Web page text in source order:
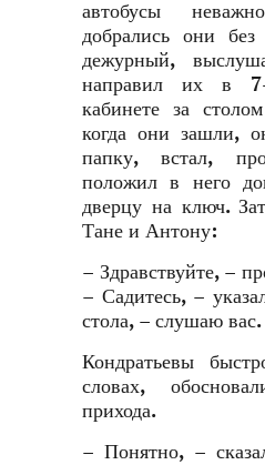
автобусы
добрались они
дежурный,
направил их в
кабинете за
когда они зашли,
папку, встал,
положил в него
дверцу на ключ.
Тане и Антону:
– Здравствуйте, –
– Садитесь, –
стола, – слушаю вас.
Кондратьевы
словах,
прихода.
– Понятно, –